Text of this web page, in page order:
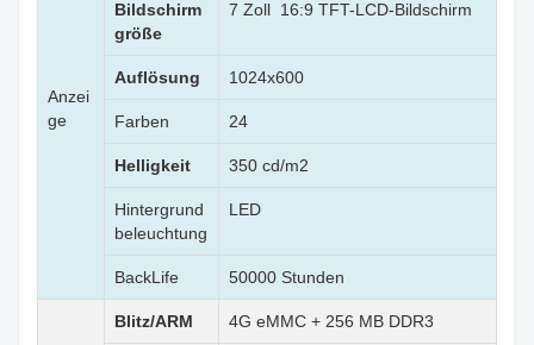
Anzei
ge
Bildschirm
größe
7 Zoll 16:9 TFT-LCD-Bildschirm
Auflösung 1024x600
Farben 24
Helligkeit 350 cd/m2
Hintergrund
beleuchtung
LED
BackLife 50000 Stunden
Blitz/ARM 4G eMMC + 256 MB DDR3